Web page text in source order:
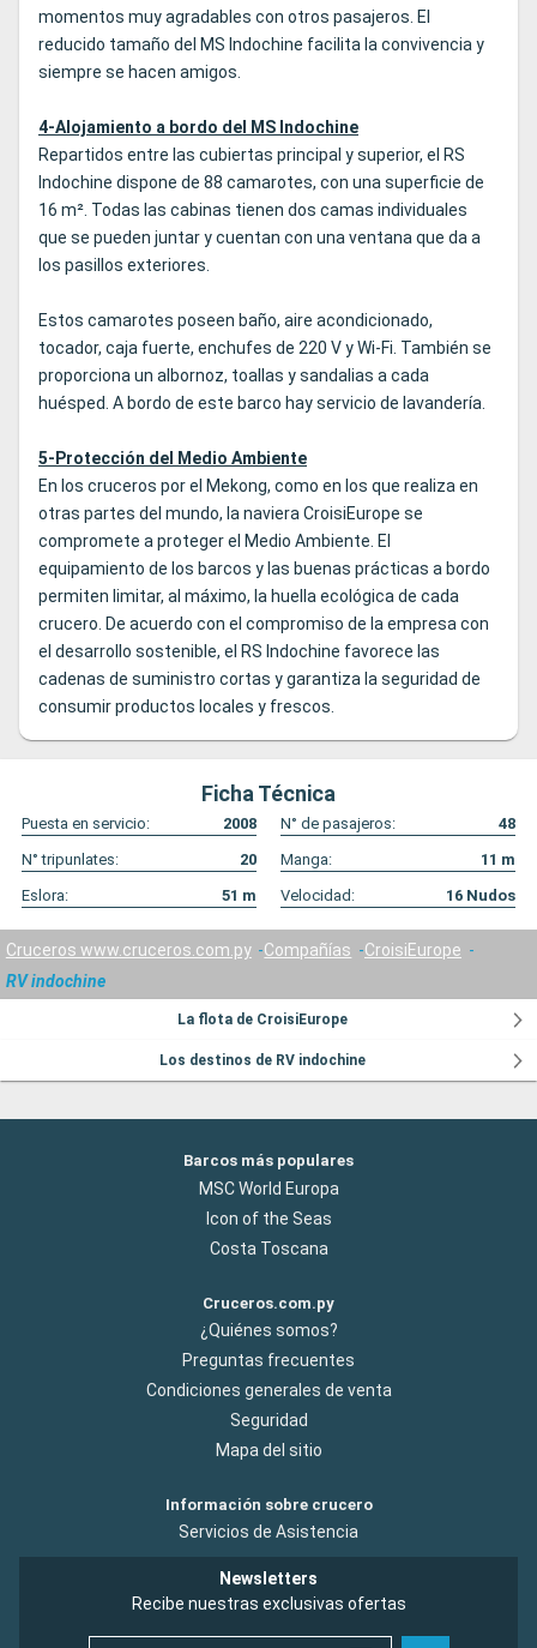
momentos muy agradables con otros pasajeros. El
reducido tamaño del MS Indochine facilita la convivencia y
siempre se hacen amigos.
4-Alojamiento a bordo del MS Indochine
Repartidos entre las cubiertas principal y superior, el RS
Indochine dispone de 88 camarotes, con una superficie de
16 m². Todas las cabinas tienen dos camas individuales
que se pueden juntar y cuentan con una ventana que da a
los pasillos exteriores.
Estos camarotes poseen baño, aire acondicionado,
tocador, caja fuerte, enchufes de 220 V y Wi-Fi. También se
proporciona un albornoz, toallas y sandalias a cada
huésped. A bordo de este barco hay servicio de lavandería.
5-Protección del Medio Ambiente
En los cruceros por el Mekong, como en los que realiza en
otras partes del mundo, la naviera CroisiEurope se
compromete a proteger el Medio Ambiente. El
equipamiento de los barcos y las buenas prácticas a bordo
permiten limitar, al máximo, la huella ecológica de cada
crucero. De acuerdo con el compromiso de la empresa con
el desarrollo sostenible, el RS Indochine favorece las
cadenas de suministro cortas y garantiza la seguridad de
consumir productos locales y frescos.
Ficha Técnica
Puesta en servicio: 2008 N° de pasajeros:
48
N° tripunlates:
20 Manga: 11 m
Eslora:
51 m Velocidad: 16 Nudos
Cruceros www.cruceros.com.py Compañías
CroisiEurope
RV indochine
La flota de CroisiEurope
Los destinos de RV indochine
Barcos más populares
MSC World Europa
Icon of the Seas
Costa Toscana
Cruceros.com.py
¿Quiénes somos?
Preguntas frecuentes
Condiciones generales de venta
Seguridad
Mapa del sitio
Información sobre crucero
Servicios de Asistencia
Newsletters
Recibe nuestras exclusivas ofertas